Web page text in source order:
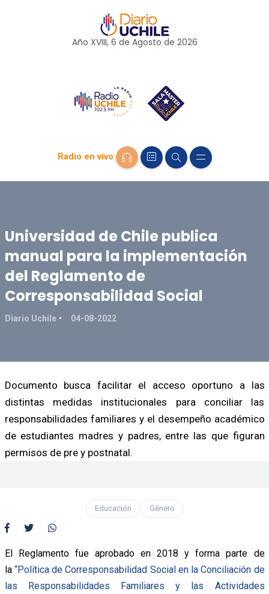
Año XVIII, 6 de Agosto de 2026
Radio en vivo
Universidad de Chile publica
manual para la implementación
del Reglamento de
Corresponsabilidad Social
Diario Uchile 04-08-2022
Documento busca facilitar el acceso oportuno a las
distintas medidas institucionales para conciliar las
responsabilidades familiares y el desempeño académico
de estudiantes madres y padres, entre las que figuran
permisos de pre y postnatal.
Educación Género
El Reglamento fue aprobado en 2018 y forma parte de
la “Política de Corresponsabilidad Social en la Conciliación de
las Responsabilidades Familiares y las Actividades